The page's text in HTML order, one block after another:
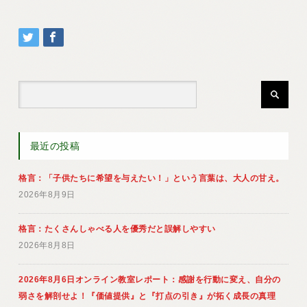
最近の投稿
格言：「子供たちに希望を与えたい！」という言葉は、大人の甘え。
2026年8月9日
格言：たくさんしゃべる人を優秀だと誤解しやすい
2026年8月8日
2026年8月6日オンライン教室レポート：感謝を行動に変え、自分の
弱さを解剖せよ！『価値提供』と『打点の引き』が拓く成長の真理